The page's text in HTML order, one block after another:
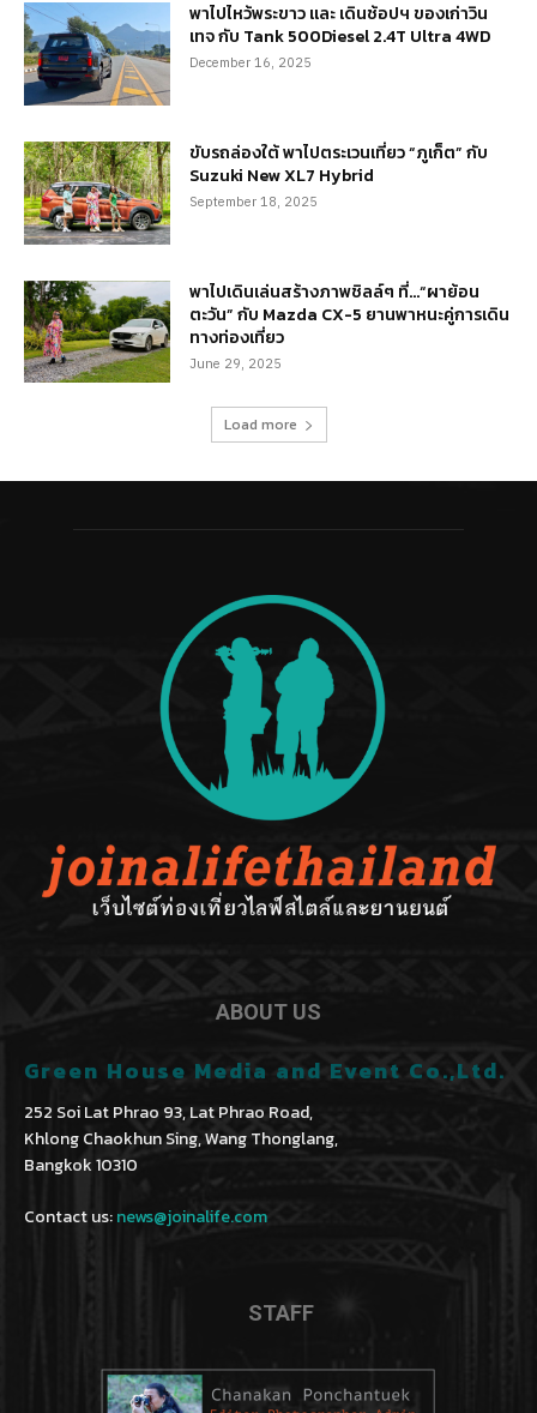
พาไปไหว้พระขาว และ เดินช้อปฯ ของเก่าวิน
เทจ กับ Tank 500Diesel 2.4T Ultra 4WD
December 16, 2025
ขับรถล่องใต้ พาไปตระเวนเที่ยว “ภูเก็ต” กับ
Suzuki New XL7 Hybrid
September 18, 2025
พาไปเดินเล่นสร้างภาพชิลล์ๆ ที่…“ผาย้อน
ตะวัน” กับ Mazda CX-5 ยานพาหนะคู่การเดิน
ทางท่องเที่ยว
June 29, 2025
Load more
ABOUT US
Green House Media and Event Co.,Ltd.
252 Soi Lat Phrao 93, Lat Phrao Road,
Khlong Chaokhun Sing, Wang Thonglang,
Bangkok 10310
Contact us:news@joinalife.com
STAFF